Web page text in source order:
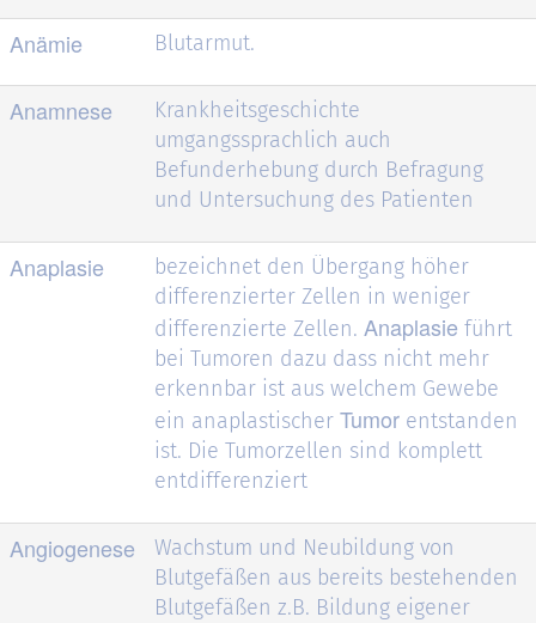
Anämie Blutarmut.
Anamnese
Krankheitsgeschichte
umgangssprachlich auch
Befunderhebung durch Befragung
und Untersuchung des Patienten
Anaplasie
bezeichnet den Übergang höher
differenzierter Zellen in weniger
differenzierte Zellen. Anaplasie führt
bei Tumoren dazu dass nicht mehr
erkennbar ist aus welchem Gewebe
ein anaplastischer Tumor entstanden
ist. Die Tumorzellen sind komplett
entdifferenziert
Angiogenese
Wachstum und Neubildung von
Blutgefäßen aus bereits bestehenden
Blutgefäßen z.B. Bildung eigener